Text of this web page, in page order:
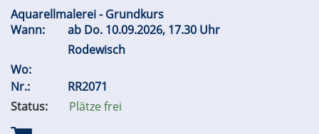
Aquarellmalerei - Grundkurs
Wann:
ab Do. 10.09.2026, 17.30 Uhr
Rodewisch
Wo:
Nr.:
RR2071
Status:
Plätze frei